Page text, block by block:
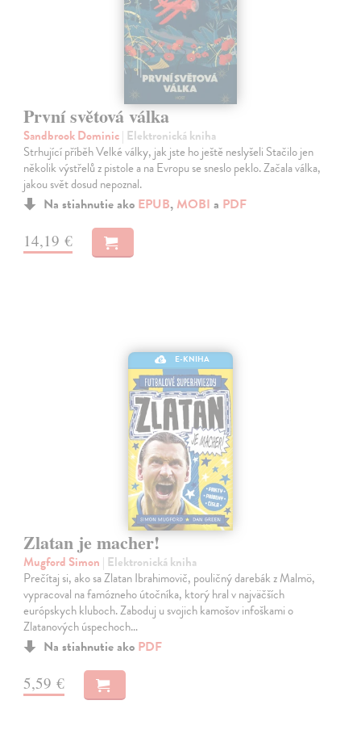
První světová válka
Sandbrook Dominic| Elektronická kniha
Strhující příběh Velké války, jak jste ho ještě neslyšeli Stačilo jen
několik výstřelů z pistole a na Evropu se sneslo peklo. Začala válka,
jakou svět dosud nepoznal.
Na stiahnutie ako EPUB, MOBI a PDF
14,19 €
E-KNIHA
Zlatan je macher!
Mugford Simon | Elektronická kniha
Prečítaj si, ako sa Zlatan Ibrahimovič, pouličný darebák z Malmö,
vypracoval na famózneho útočníka, ktorý hral v najväčších
európskych kluboch. Zaboduj u svojich kamošov infoškami o
Zlatanových úspechoch…
Na stiahnutie ako PDF
5,59 €